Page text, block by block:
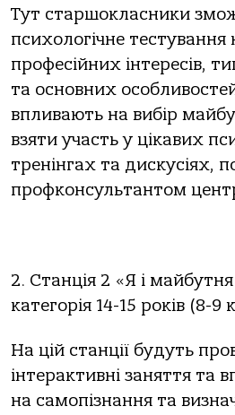
Тут старшокласники
психологічне тестування
професійних інтересів,
та основних
впливають на вибір
взяти участь у цікавих
тренінгах та дискусіях,
профконсультантом
2. Станція 2 «Я і
категорія 14-15 років (8-9
На цій станції будуть
інтерактивні заняття та
на самопізнання та